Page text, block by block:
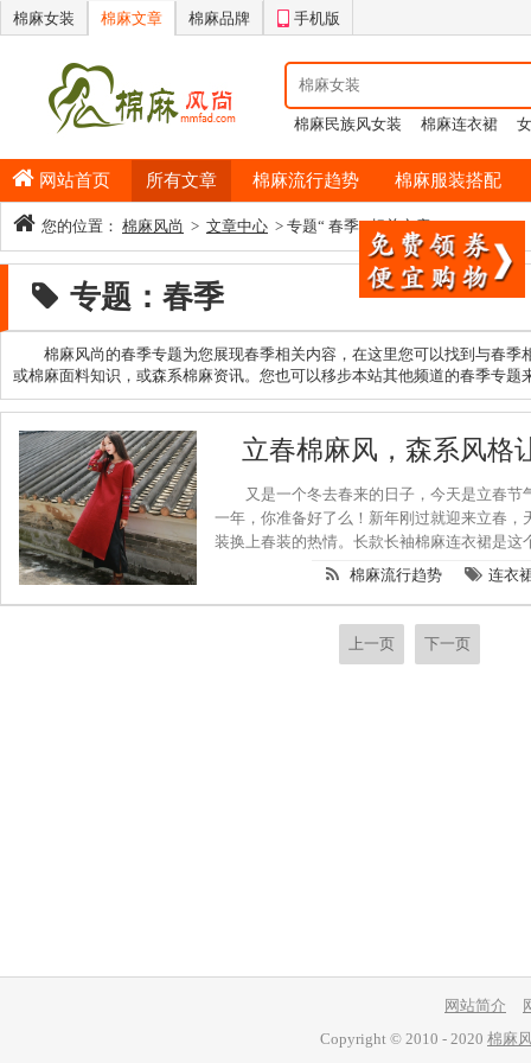
棉麻女装 棉麻文章 棉麻品牌 手机版
棉麻民族风女装 棉麻连衣裙
网站首页 所有文章 棉麻流行趋势 棉麻服装搭配
您的位置： 棉麻风尚 > 文章中心 > 专题“ 春季 ”相关文章
专题：春季
棉麻风尚的春季专题为您展现春季相关内容，在这里您可以找到与春季
或棉麻面料知识，或森系棉麻资讯。您也可以移步本站其他频道的春季专题
立春棉麻风，森系风格
又是一个冬去春来的日子，今天是立春
一年，你准备好了么！新年刚过就迎来立春
装换上春装的热情。长款长袖棉麻连衣裙是
的风格，温柔婉约的质感下弥漫着清新自然的
棉麻流行趋势 连衣
上一页 下一页
网站简介
Copyright © 2010 - 2020 棉麻